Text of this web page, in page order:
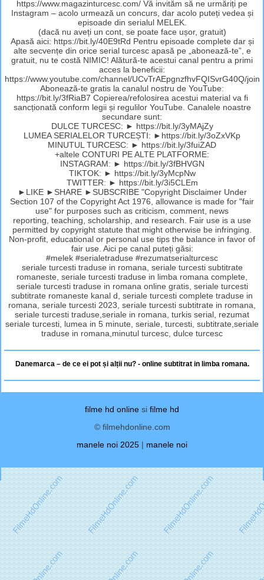
https://www.magazinturcesc.com/ Vă invităm să ne urmăriți pe
Instagram – acolo urmează un concurs, dar acolo puteți vedea și
episoade din serialul MELEK.
(dacă nu aveți un cont, se poate face ușor, gratuit)
Apasă aici: https://bit.ly/40E9tRd Pentru episoade complete dar și
alte secvențe din orice serial turcesc apasă pe „abonează-te”, e
gratuit, nu te costă NIMIC! Alătură-te acestui canal pentru a primi
acces la beneficii:
https://www.youtube.com/channel/UCvTrAEpgnzfhvFQISvrG40Q/join
Abonează-te gratis la canalul nostru de YouTube:
https://bit.ly/3fRiaB7 Copierea/refolosirea acestui material va fi
sancționată conform legii și regulilor YouTube. Canalele noastre
secundare sunt:
DULCE TURCESC: ► https://bit.ly/3yMAjZy
LUMEA SERIALELOR TURCEȘTI: ►https://bit.ly/3oZxVKp
MINUTUL TURCESC: ► https://bit.ly/3fuiZAD
+altele CONTURI PE ALTE PLATFORME:
INSTAGRAM: ► https://bit.ly/3fBHVGN
TIKTOK: ► https://bit.ly/3yMcpNw
TWITTER: ► https://bit.ly/3i5CLEm
►LIKE ►SHARE ►SUBSCRIBE "Copyright Disclaimer Under
Section 107 of the Copyright Act 1976, allowance is made for "fair
use" for purposes such as criticism, comment, news
reporting, teaching, scholarship, and research. Fair use is a use
permitted by copyright statute that might otherwise be infringing.
Non-profit, educational or personal use tips the balance in favor of
fair use. Aici pe canal puteți găsi:
#melek #serialetraduse #rezumatserialturcesc
seriale turcesti traduse in romana, seriale turcesti subtitrate
romaneste, seriale turcesti traduse in limba romana complete,
seriale turcesti traduse in romana online gratis, seriale turcesti
subtitrate romaneste kanal d, seriale turcesti complete traduse in
romana, seriale turcesti 2023, seriale turcesti subtitrate in romana,
seriale turcesti traduse,seriale in romana, turkis serial, rezumat
seriale turcesti, lumea in 5 minute, seriale, turcesti, subtitrate,seriale
traduse in romana,minutul turcesc, dulce turcesc
Danemarca – de ce ei pot și alții nu? - online subtitrat in limba romana.
filme hd online si filme hd
© filmehdonline.com
manele noi 2025 | manele noi